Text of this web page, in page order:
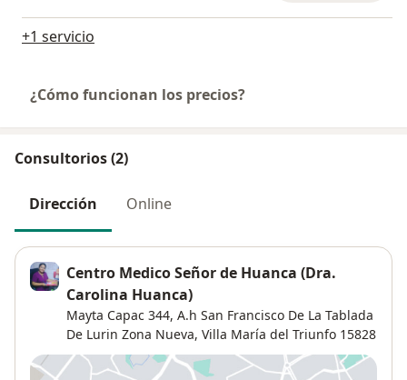
+1 servicio
¿Cómo funcionan los precios?
Consultorios (2)
Dirección Online
Centro Medico Señor de Huanca (Dra.
Carolina Huanca)
Mayta Capac 344, A.h San Francisco De La Tablada
De Lurin Zona Nueva, Villa María del Triunfo 15828